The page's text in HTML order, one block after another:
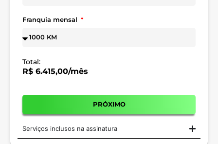
Franquia mensal
Total:
R$ 6.415,00/mês
PRÓXIMO
Serviços inclusos na assinatura